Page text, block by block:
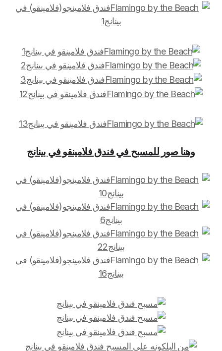
وهنا صور للمسبح في فندق فلامينقو في بينانج